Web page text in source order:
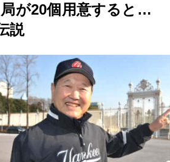
が20個用意すると…
説